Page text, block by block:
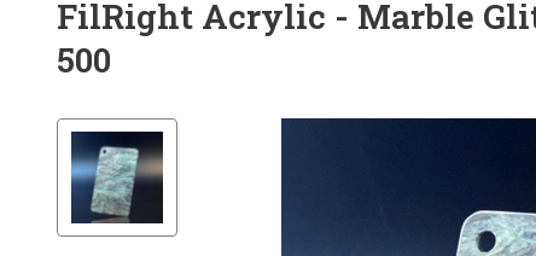
FilRight Acrylic - Marble
500